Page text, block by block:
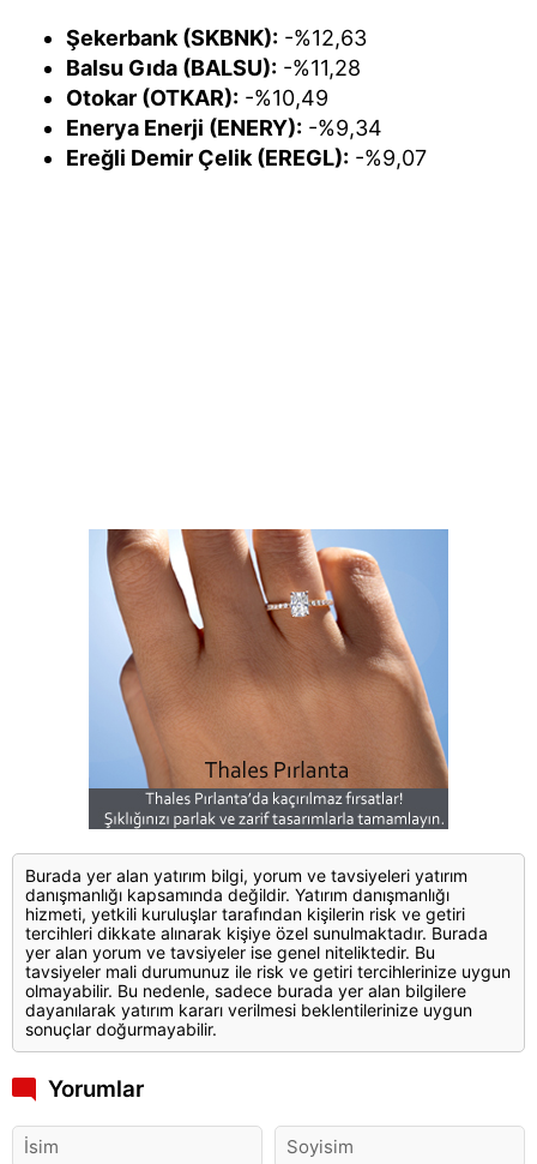
Şekerbank (SKBNK): -%12,63
Balsu Gıda (BALSU): -%11,28
Otokar (OTKAR): -%10,49
Enerya Enerji (ENERY): -%9,34
Ereğli Demir Çelik (EREGL): -%9,07
Burada yer alan yatırım bilgi, yorum ve tavsiyeleri yatırım
danışmanlığı kapsamında değildir. Yatırım danışmanlığı
hizmeti, yetkili kuruluşlar tarafından kişilerin risk ve getiri
tercihleri dikkate alınarak kişiye özel sunulmaktadır. Burada
yer alan yorum ve tavsiyeler ise genel niteliktedir. Bu
tavsiyeler mali durumunuz ile risk ve getiri tercihlerinize uygun
olmayabilir. Bu nedenle, sadece burada yer alan bilgilere
dayanılarak yatırım kararı verilmesi beklentilerinize uygun
sonuçlar doğurmayabilir.
Yorumlar